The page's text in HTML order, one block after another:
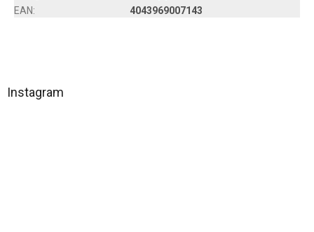
EAN: 4043969007143
á
Instagram